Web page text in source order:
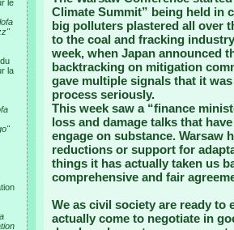
le
la
Climate Summit” being held in
big polluters plastered all over
to the coal and fracking
week, when Japan announced
backtracking on mitigation
gave multiple signals that it
process seriously.
This week saw a “finance
loss and damage talks that
engage on substance. Warsaw
reductions or support for
things it has actually taken us
comprehensive and fair
We as civil society are ready to
actually come to negotiate in